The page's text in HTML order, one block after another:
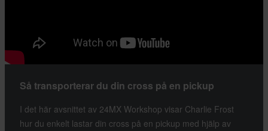
Så transporterar du din cross på en pickup
I det här avsnittet av 24MX Workshop visar Charlie Frost
hur du enkelt lastar din cross på en pickup med hjälp av